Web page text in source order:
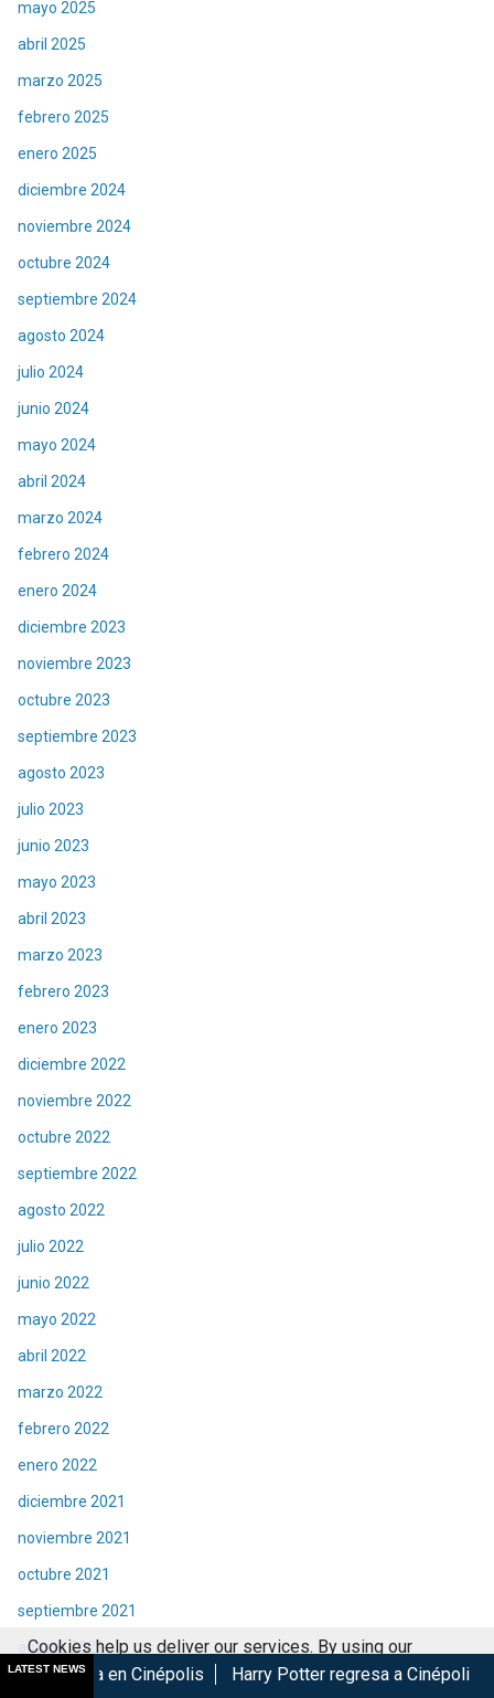
mayo 2025
abril 2025
marzo 2025
febrero 2025
enero 2025
diciembre 2024
noviembre 2024
octubre 2024
septiembre 2024
agosto 2024
julio 2024
junio 2024
mayo 2024
abril 2024
marzo 2024
febrero 2024
enero 2024
diciembre 2023
noviembre 2023
octubre 2023
septiembre 2023
agosto 2023
julio 2023
junio 2023
mayo 2023
abril 2023
marzo 2023
febrero 2023
enero 2023
diciembre 2022
noviembre 2022
octubre 2022
septiembre 2022
agosto 2022
julio 2022
junio 2022
mayo 2022
abril 2022
marzo 2022
febrero 2022
enero 2022
diciembre 2021
noviembre 2021
octubre 2021
septiembre 2021
agosto 2021
LATEST NEWS Harry Potter regresa a Cinépolis con menú y
Cookies help us deliver our services. By using our
services, you agree to our use of cookies.
Got it